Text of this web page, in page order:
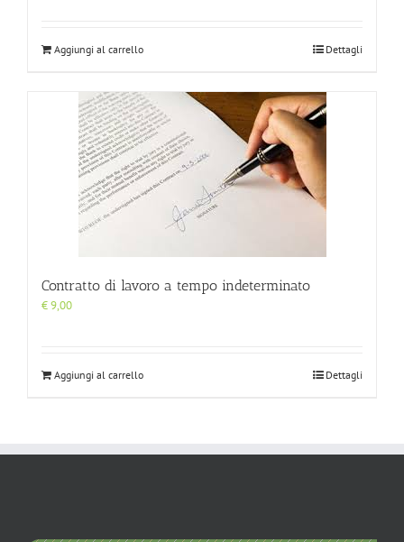
Aggiungi al carrello Dettagli
Contratto di lavoro a tempo indeterminato
€9,00
Aggiungi al carrello Dettagli